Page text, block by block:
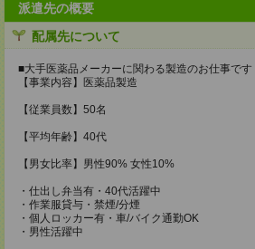
派遣先の概要
配属先について
■大手医薬品メーカーに関わる製造のお仕事です
【事業内容】医薬品製造
【従業員数】50名
【平均年齢】40代
【男女比率】男性90% 女性10%
・仕出し弁当有・40代活躍中
・作業服貸与・禁煙/分煙
・個人ロッカー有・車/バイク通勤OK
・男性活躍中